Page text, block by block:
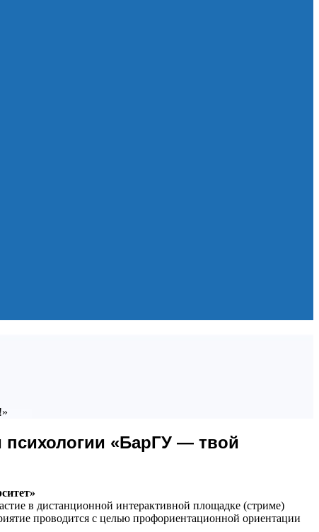
психологии «БарГУ — твой
в дистанционной интерактивной площадке (стриме)
проводится с целью профориентационной ориентации